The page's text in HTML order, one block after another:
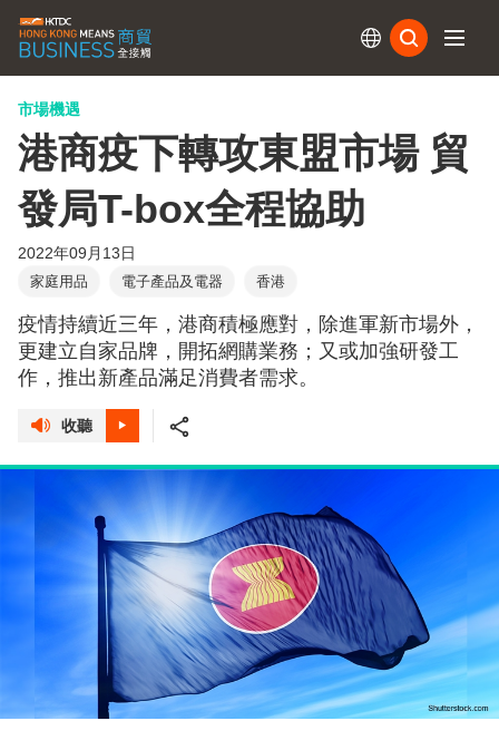
市場機遇
港商疫下轉攻東盟市場 貿
發局T-box全程協助
2022年09月13日
家庭用品 電子產品及電器 香港
疫情持續近三年，港商積極應對，除進軍新市場外，
更建立自家品牌，開拓網購業務；又或加強研發工
作，推出新產品滿足消費者需求。
收聽